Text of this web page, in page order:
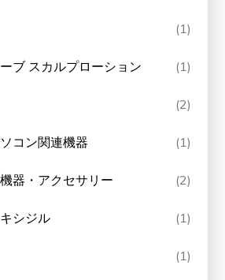
(1)
ブ スカルプローション (1)
(2)
コン関連機器 (1)
器・アクセサリー (2)
シジル (1)
(1)